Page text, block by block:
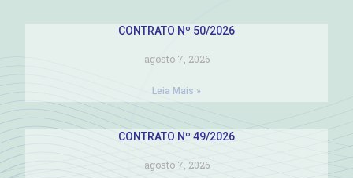
CONTRATO Nº 50/2026
agosto 7, 2026
Leia Mais »
CONTRATO Nº 49/2026
agosto 7, 2026